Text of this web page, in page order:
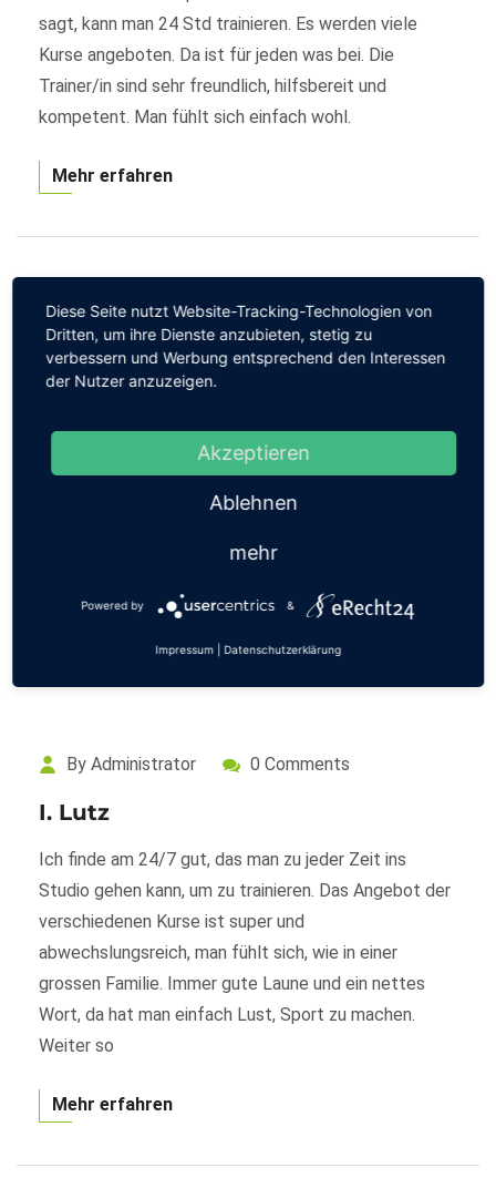
sagt, kann man 24 Std trainieren. Es werden viele
Kurse angeboten. Da ist für jeden was bei. Die
Trainer/in sind sehr freundlich, hilfsbereit und
kompetent. Man fühlt sich einfach wohl.
Mehr erfahren
By Administrator 0 Comments
I. Putzer
Die ganze Aufmachung ist super! Kurse kann ich noch
nicht viel zu sagen, aber das was ich immer auf insta
sehe ist genial. Und ihr gibt euch sehr viel Mühe und
By Administrator 0 Comments
I. Lutz
Ich finde am 24/7 gut, das man zu jeder Zeit ins
Studio gehen kann, um zu trainieren. Das Angebot der
verschiedenen Kurse ist super und
abwechslungsreich, man fühlt sich, wie in einer
grossen Familie. Immer gute Laune und ein nettes
Wort, da hat man einfach Lust, Sport zu machen.
Weiter so
Mehr erfahren
Diese Seite nutzt Website-Tracking-Technologien von
Dritten, um ihre Dienste anzubieten, stetig zu
verbessern und Werbung entsprechend den Interessen
der Nutzer anzuzeigen.
Akzeptieren
Ablehnen
mehr
Powered by &
Impressum Datenschutzerklärung